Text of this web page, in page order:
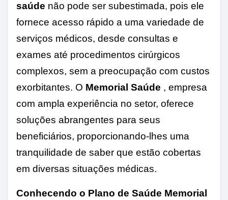
saúde não pode ser subestimada, pois ele
fornece acesso rápido a uma variedade de
serviços médicos, desde consultas e
exames até procedimentos cirúrgicos
complexos, sem a preocupação com custos
exorbitantes. O Memorial Saúde , empresa
com ampla experiência no setor, oferece
soluções abrangentes para seus
beneficiários, proporcionando-lhes uma
tranquilidade de saber que estão cobertas
em diversas situações médicas.
Conhecendo o Plano de Saúde Memorial